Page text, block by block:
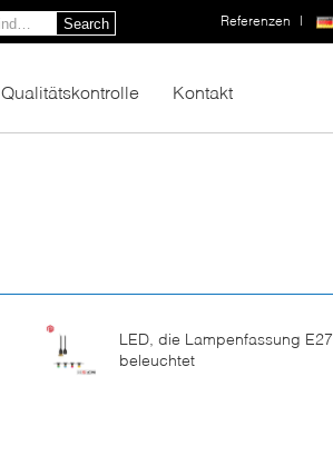
Referenzen |
Search
Qualitätskontrolle Kontakt
LED, die Lampenfassung E27
beleuchtet